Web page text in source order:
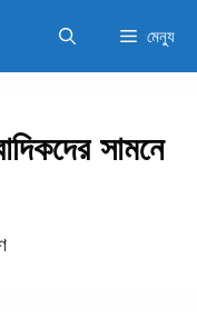
মেন্যু
সামনে